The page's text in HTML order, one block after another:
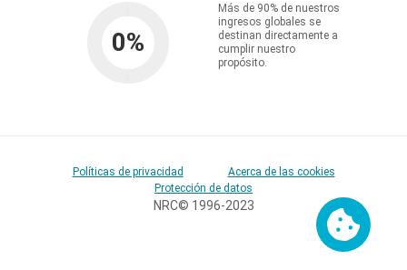
0%
Más de 90% de nuestros
ingresos globales se
destinan directamente a
cumplir nuestro
propósito.
Políticas de privacidad
Acerca de las cookies
Protección de datos
NRC© 1996-2023
Cookies